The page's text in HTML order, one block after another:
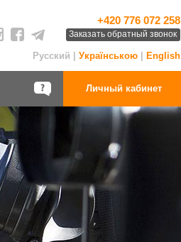
+420 776 072 258
Заказать обратный звонок
Русский | Українською| English
Личный кабинет